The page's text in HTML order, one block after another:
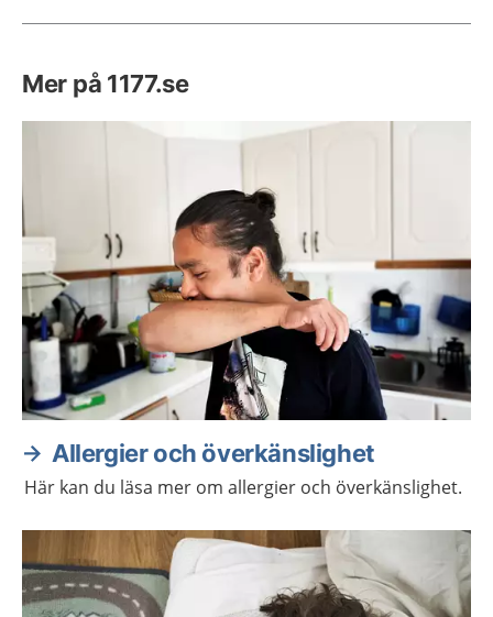
Mer på 1177.se
Allergier och överkänslighet
Här kan du läsa mer om allergier och överkänslighet.